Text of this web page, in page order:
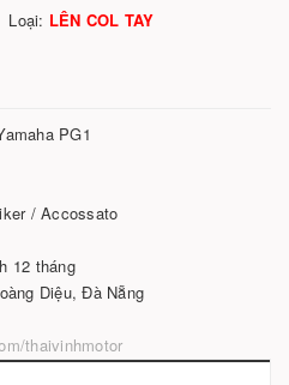
Loại: LÊN COL TAY
PG1
/ Accossato
12 tháng
Diệu, Đà Nẵng
thaivinhmotor